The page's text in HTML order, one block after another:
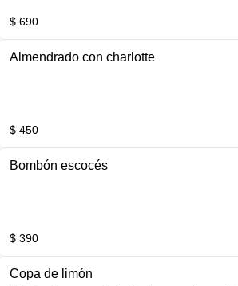
$ 690
Almendrado con charlotte
$ 450
Bombón escocés
$ 390
Copa de limón